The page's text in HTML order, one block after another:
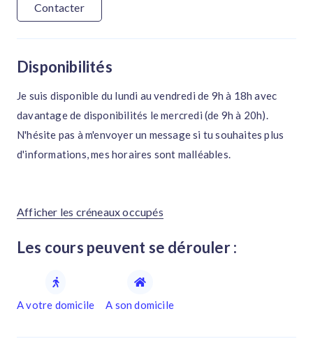
Contacter
Disponibilités
Je suis disponible du lundi au vendredi de 9h à 18h avec
davantage de disponibilités le mercredi (de 9h à 20h).
N'hésite pas à m'envoyer un message si tu souhaites plus
d'informations, mes horaires sont malléables.
Afficher les créneaux occupés
Les cours peuvent se dérouler :
A votre domicile A son domicile